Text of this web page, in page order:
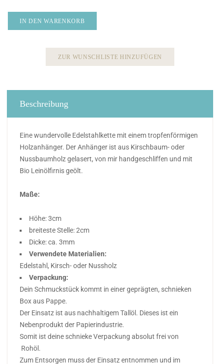
IN DEN WARENKORB
ZUR WUNSCHLISTE HINZUFÜGEN
Beschreibung
Eine wundervolle Edelstahlkette mit einem tropfenförmigen
Holzanhänger. Der Anhänger ist aus Kirschbaum- oder
Nussbaumholz gelasert, von mir handgeschliffen und mit
Bio Leinölfirnis geölt.
Maße:
Höhe: 3cm
breiteste Stelle: 2cm
Dicke: ca. 3mm
Verwendete Materialien:
Edelstahl, Kirsch- oder Nussholz
Verpackung:
Dein Schmuckstück kommt in einer geprägten, schnieken
Box aus Pappe.
Der Einsatz ist aus nachhaltigem Tallöl. Dieses ist ein
Nebenprodukt der Papierindustrie.
Somit ist deine schnieke Verpackung absolut frei von
Rohöl.
Zum Entsorgen muss der Einsatz entnommen und im